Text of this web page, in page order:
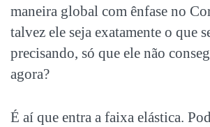
maneira global com ênfase no
talvez ele seja exatamente o que
precisando, só que ele não
agora?
É aí que entra a faixa elástica.